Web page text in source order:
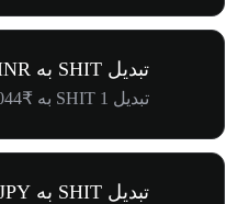
تبدیل SHIT به INR
تبدیل 1 SHIT به ₹0.000044
تبدیل SHIT به JPY